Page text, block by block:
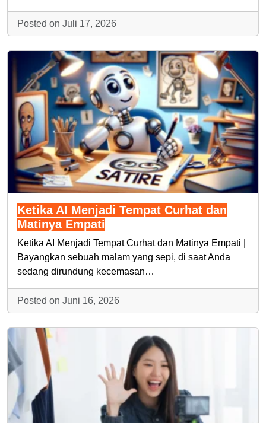
Posted on Juli 17, 2026
Ketika AI Menjadi Tempat Curhat dan
Matinya Empati
Ketika AI Menjadi Tempat Curhat dan Matinya Empati |
Bayangkan sebuah malam yang sepi, di saat Anda
sedang dirundung kecemasan…
Posted on Juni 16, 2026